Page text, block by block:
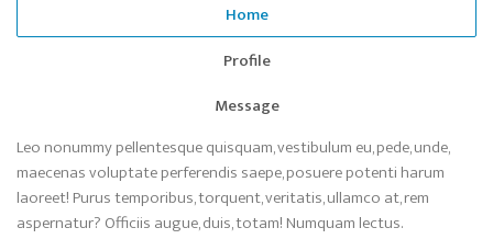
Home
Profile
Message
Leo nonummy pellentesque quisquam, vestibulum eu, pede, unde,
maecenas voluptate perferendis saepe, posuere potenti harum
laoreet! Purus temporibus, torquent, veritatis, ullamco at, rem
aspernatur? Officiis augue, duis, totam! Numquam lectus.